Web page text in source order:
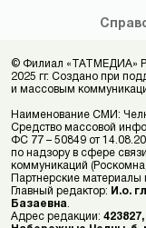
© Филиал «ТАТМЕДИА»
2025 гг. Создано при
и массовым
Наименование СМИ:
Средство массовой
ФС 77 – 50849 от
по надзору в сфере
коммуникаций
Партнерские материалы
Главный редактор: И.о.
Базаевна
Адрес редакции: